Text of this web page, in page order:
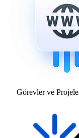
Görevler ve